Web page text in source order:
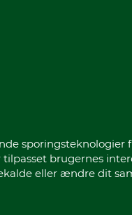
sporingsteknologier
brugernes
eller ændre dit